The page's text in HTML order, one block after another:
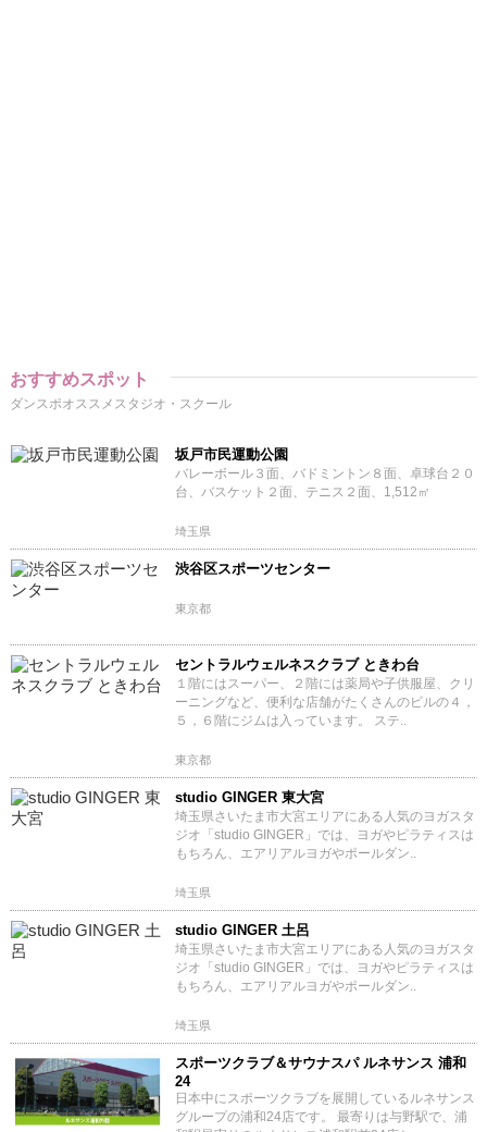
おすすめスポット
ダンスポオススメスタジオ・スクール
坂戸市民運動公園
バレーボール３面、バドミントン８面、卓球台２０
台、バスケット２面、テニス２面、1,512㎡
埼玉県
渋谷区スポーツセンター
東京都
セントラルウェルネスクラブ ときわ台
１階にはスーパー、２階には薬局や子供服屋、クリ
ーニングなど、便利な店舗がたくさんのビルの４，
５，６階にジムは入っています。 ステ..
東京都
studio GINGER 東大宮
埼玉県さいたま市大宮エリアにある人気のヨガスタ
ジオ「studio GINGER」では、ヨガやピラティスは
もちろん、エアリアルヨガやポールダン..
埼玉県
studio GINGER 土呂
埼玉県さいたま市大宮エリアにある人気のヨガスタ
ジオ「studio GINGER」では、ヨガやピラティスは
もちろん、エアリアルヨガやポールダン..
埼玉県
スポーツクラブ＆サウナスパ ルネサンス 浦和
24
日本中にスポーツクラブを展開しているルネサンス
グループの浦和24店です。 最寄りは与野駅で、浦